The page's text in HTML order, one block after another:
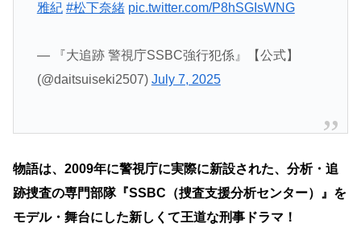
雅紀 #松下奈緒 pic.twitter.com/P8hSGIsWNG
— 『大追跡 警視庁SSBC強行犯係』【公式】
(@daitsuiseki2507) July 7, 2025
物語は、2009年に警視庁に実際に新設された、分析・追
跡捜査の専門部隊『SSBC（捜査支援分析センター）』を
モデル・舞台にした新しくて王道な刑事ドラマ！